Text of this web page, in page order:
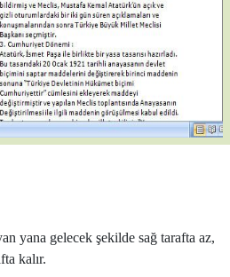
yana gelecek şekilde sağ tarafta az,
kalır.